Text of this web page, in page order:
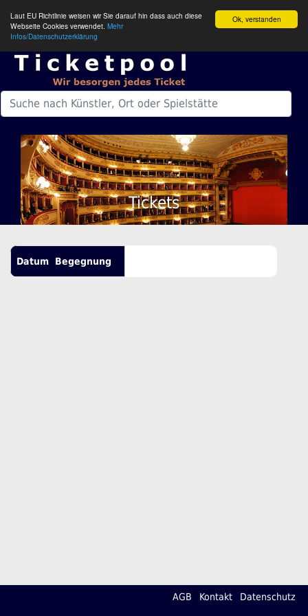
Ok, verstanden
Laut EU Richtlinie weisen wir Sie darauf hin dass auch diese
Webseite Cookies verwendet. Mehr
Infos/Datenschutzerklärung
Tickets
Datum Begegnung
AGB Kontakt Datenschutz